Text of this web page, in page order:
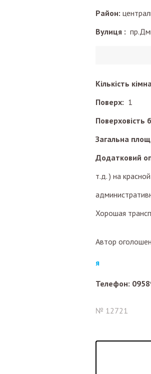
Район:
Вулиця :
Кількість
Поверх: 1
Поверховість
Загальна
Додатковий
т.д. ) на
Хорошая
Автор
я
Телефон:
№ 12721